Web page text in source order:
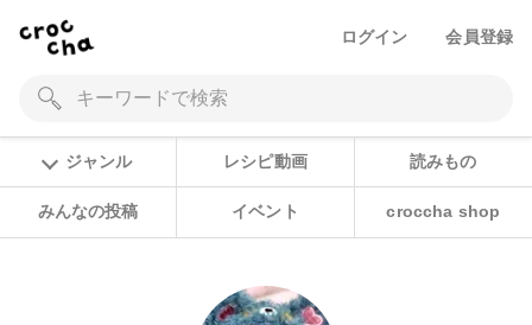
ログイン 会員登録
ジャンル レシピ動画 読みもの
みんなの投稿 イベント croccha shop